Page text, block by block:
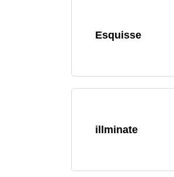
Esquisse
illminate